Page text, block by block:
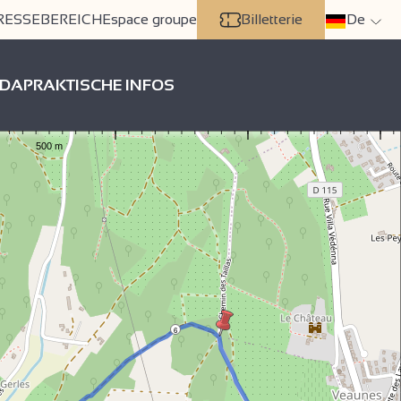
Espace groupe Billetterie De
PRAKTISCHE INFOS
6